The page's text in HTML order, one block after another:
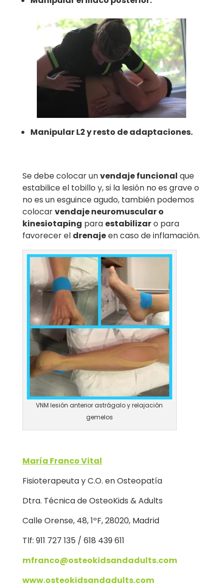
Manipular L2 y resto de adaptaciones.
Se debe colocar unvendaje funcional que
estabilice el tobillo y, si la lesión no es grave o
no es un esguince agudo, también podemos
colocarvendaje neuromuscular o
kinesiotaping para estabilizaro para
favorecer el drenajeen caso de inflamación.
VNM lesión anterior astrágalo y relajación
gemelos
María Franco Vital
Fisioterapeuta y C.O. en Osteopatía
Dtra. Técnica de OsteoKids & Adults
Calle Orense, 48, 1ºF, 28020, Madrid
Tlf: 911 727 135 / 618 439 611
mfranco@osteokidsandadults.com
www.osteokidsandadults.com